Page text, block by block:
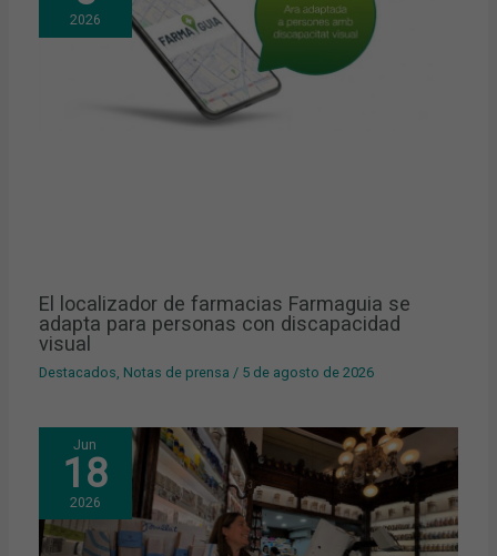
2026
El localizador de farmacias Farmaguia se
adapta para personas con discapacidad
visual
Destacados Notas de prensa / 5 de agosto de 2026
Jun
18
2026